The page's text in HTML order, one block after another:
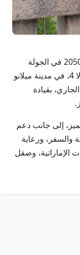
أبوظبي في 7 سبتمبر /وام/ يشارك فريق 2050 في الجولة
الختامية من بطولة العالم لزوارق الفورمولا 4، في مدينة ميلانو
13 و14 سبتمبر الجاري، بقيادة
إلى جانب دعم
والسفر، ورعاية
الإماراتية، وصقل